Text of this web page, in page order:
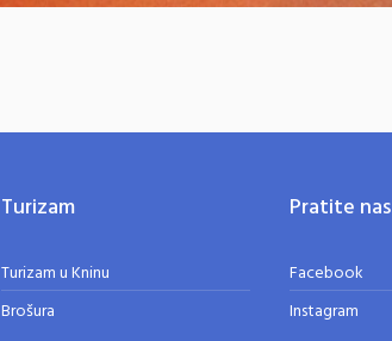
Turizam
Turizam u Kninu
Brošura
Pratite nas
Facebook
Instagram